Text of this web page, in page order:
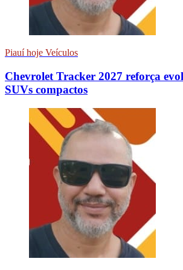
Piauí hoje Veículos
Chevrolet Tracker 2027 reforça
SUVs compactos